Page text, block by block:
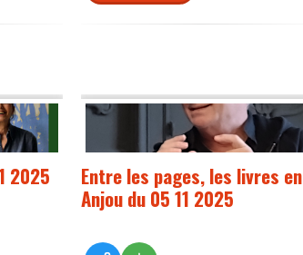
2025
Entre les pages, les livres en
Anjou du 05 11 2025